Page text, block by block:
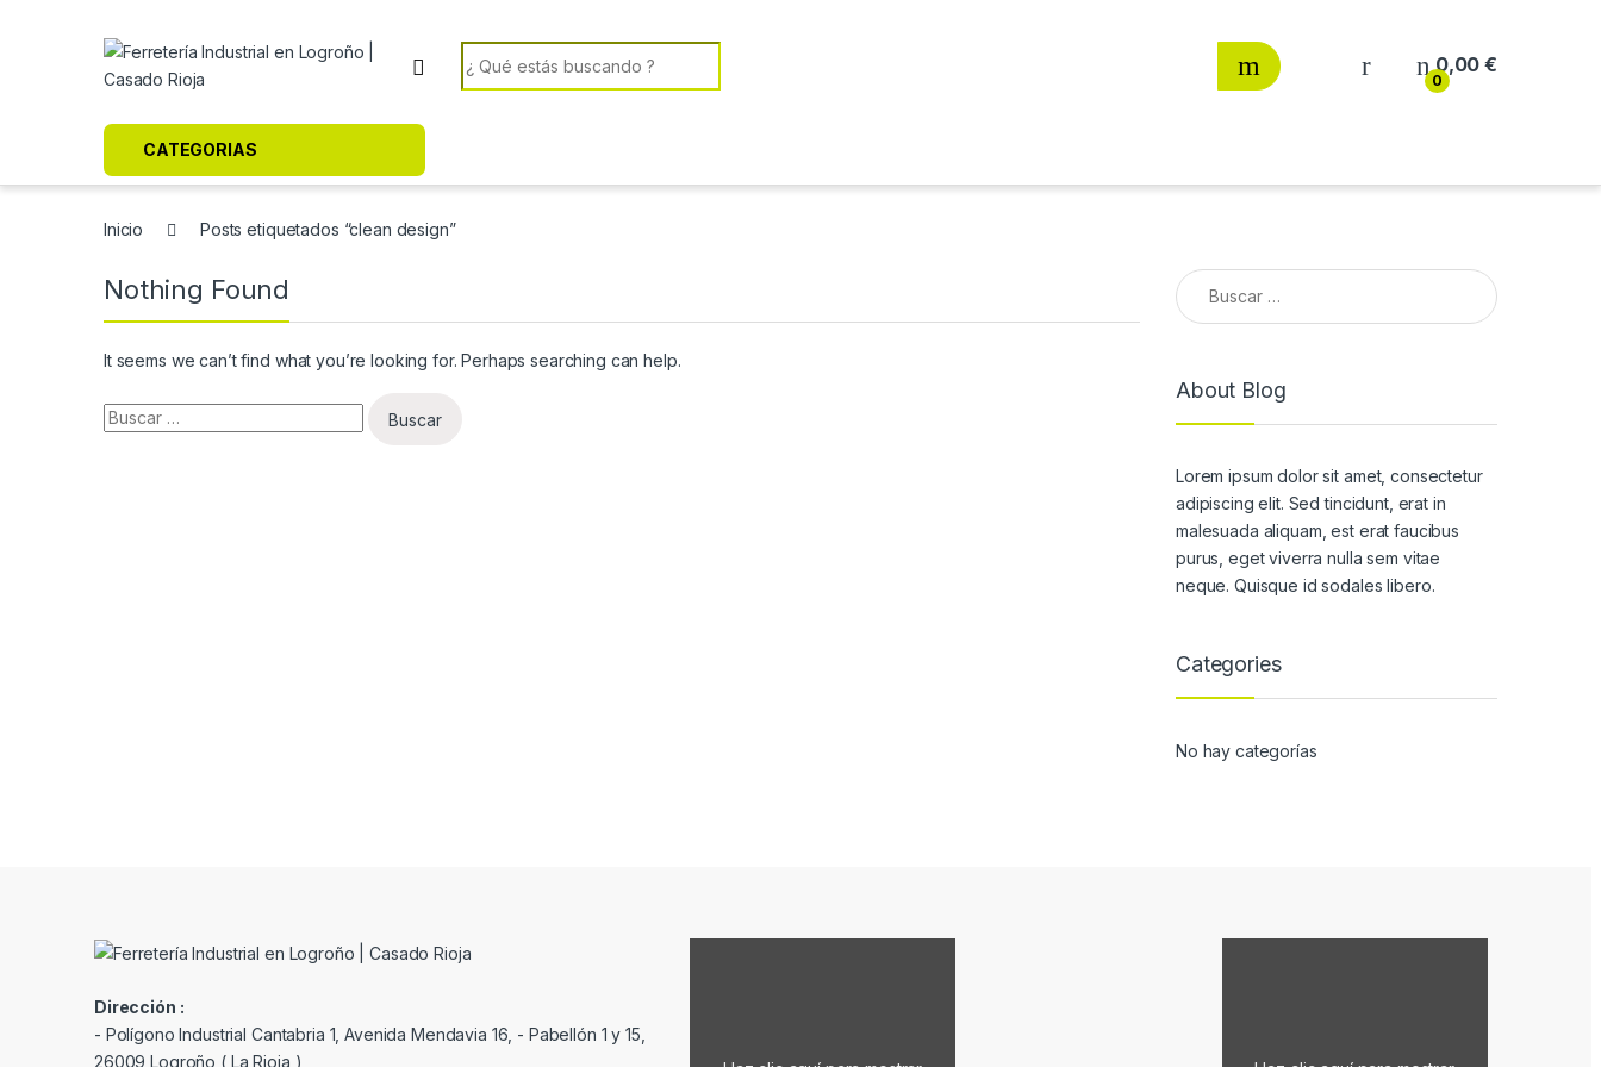
Search for:
0
0,00€
CATEGORIAS
Inicio Posts etiquetados “clean design”
Nothing Found
It seems we can’t find what you’re looking for. Perhaps searching can help.
Buscar:
Buscar:
About Blog
Lorem ipsum dolor sit amet, consectetur
adipiscing elit. Sed tincidunt, erat in
malesuada aliquam, est erat faucibus
purus, eget viverra nulla sem vitae
neque. Quisque id sodales libero.
Categories
No hay categorías
Dirección :
- Polígono Industrial Cantabria 1, Avenida Mendavia 16, - Pabellón 1 y 15,
26009 Logroño ( La Rioja )